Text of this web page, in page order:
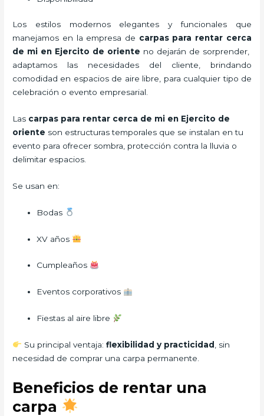
Los estilos modernos elegantes y funcionales que
manejamos en la empresa de carpas para rentar cerca
de mi en Ejercito de oriente no dejarán de sorprender,
adaptamos las necesidades del cliente, brindando
comodidad en espacios de aire libre, para cualquier tipo de
celebración o evento empresarial.
Las carpas para rentar cerca de mi en Ejercito de
oriente son estructuras temporales que se instalan en tu
evento para ofrecer sombra, protección contra la lluvia o
delimitar espacios.
Se usan en:
Bodas
XV años
Cumpleaños
Eventos corporativos
Fiestas al aire libre
Su principal ventaja: flexibilidad y practicidad
, sin
necesidad de comprar una carpa permanente.
Beneficios de rentar una
carpa